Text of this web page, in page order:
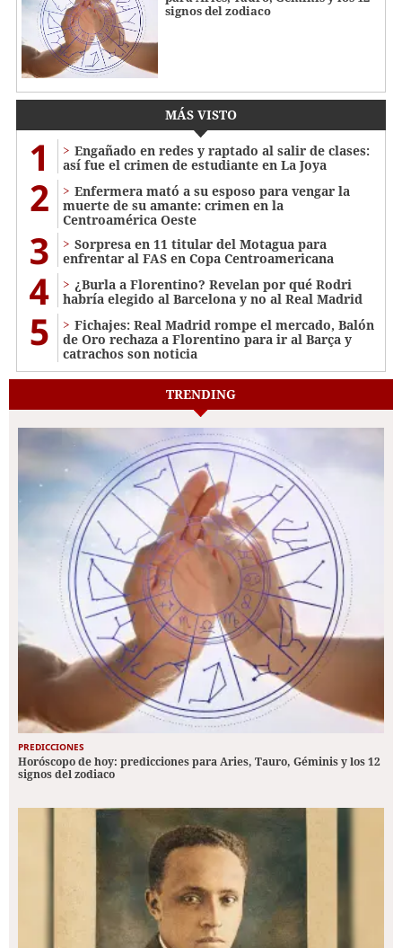
signos del zodiaco
MÁS VISTO
1
Engañado en redes y raptado al salir de clases:
así fue el crimen de estudiante en La Joya
2
Enfermera mató a su esposo para vengar la
muerte de su amante: crimen en la
Centroamérica Oeste
3
Sorpresa en 11 titular del Motagua para
enfrentar al FAS en Copa Centroamericana
4
¿Burla a Florentino? Revelan por qué Rodri
habría elegido al Barcelona y no al Real Madrid
5
Fichajes: Real Madrid rompe el mercado, Balón
de Oro rechaza a Florentino para ir al Barça y
catrachos son noticia
TRENDING
PREDICCIONES
Horóscopo de hoy: predicciones para Aries, Tauro, Géminis y los 12
signos del zodiaco